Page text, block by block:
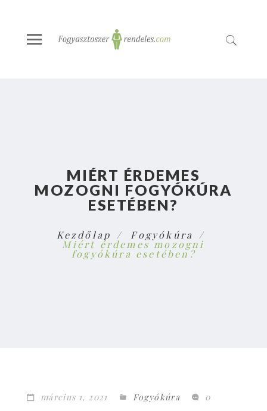
MIÉRT ÉRDEMES
MOZOGNI FOGYÓKÚRA
ESETÉBEN?
Kezdőlap Fogyókúra
Miért érdemes mozogni
fogyókúra esetében?
március 1, 2021 Fogyókúra 0